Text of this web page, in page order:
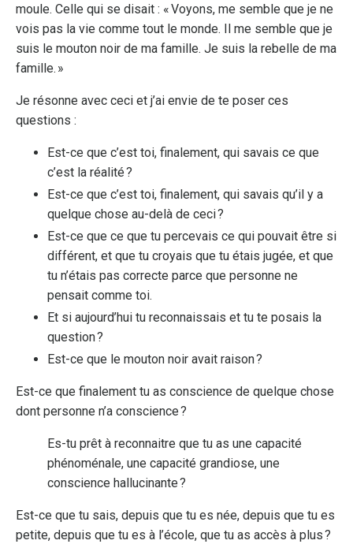
moule. Celle qui se disait : « Voyons, me semble que je ne
vois pas la vie comme tout le monde. Il me semble que je
suis le mouton noir de ma famille. Je suis la rebelle de ma
famille. »
Je résonne avec ceci et j’ai envie de te poser ces
questions :
Est-ce que c’est toi, finalement, qui savais ce que
c’est la réalité ?
Est-ce que c’est toi, finalement, qui savais qu’il y a
quelque chose au-delà de ceci ?
Est-ce que ce que tu percevais ce qui pouvait être si
différent, et que tu croyais que tu étais jugée, et que
tu n’étais pas correcte parce que personne ne
pensait comme toi.
Et si aujourd’hui tu reconnaissais et tu te posais la
question ?
Est-ce que le mouton noir avait raison ?
Est-ce que finalement tu as conscience de quelque chose
dont personne n’a conscience ?
Es-tu prêt à reconnaitre que tu as une capacité
phénoménale, une capacité grandiose, une
conscience hallucinante ?
Est-ce que tu sais, depuis que tu es née, depuis que tu es
petite, depuis que tu es à l’école, que tu as accès à plus ?